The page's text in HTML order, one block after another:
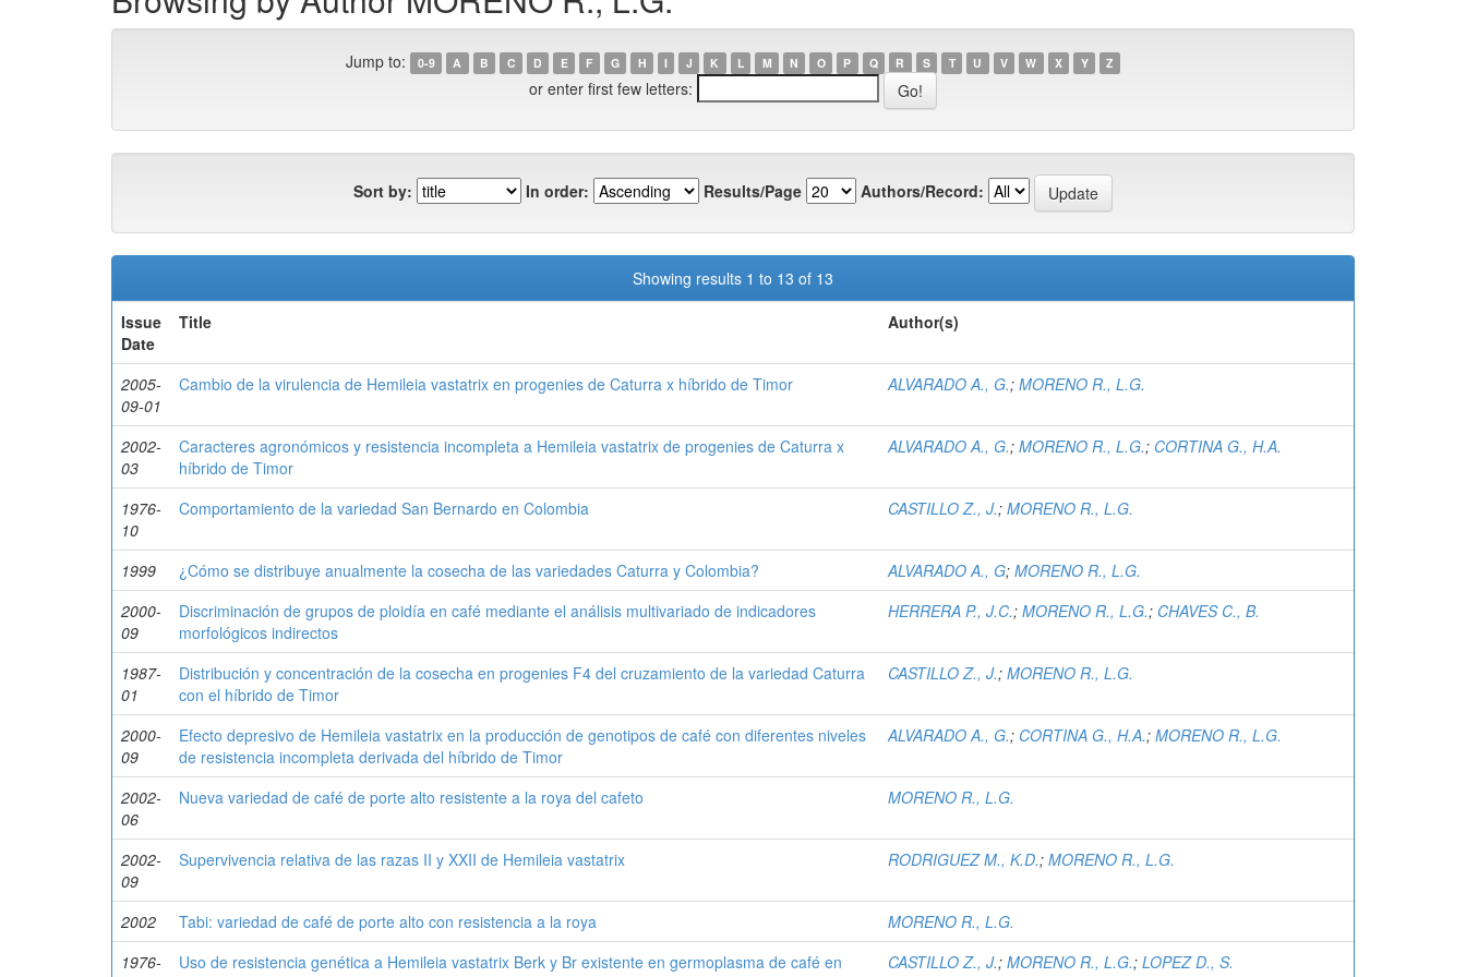
Jump to: 0-9 A B C D E F G H I J K L M N O P Q R S T U V W X Y Z
or enter first few letters:
Sort by: In order: Results/Page Authors/Record:
Showing results 1 to 13 of 13
Issue
Date
Title Author(s)
2005-
09-01
Cambio de la virulencia de Hemileia vastatrix en progenies de Caturra x híbrido de Timor ALVARADO A., G.; MORENO R., L.G.
2002-
03
Caracteres agronómicos y resistencia incompleta a Hemileia vastatrix de progenies de Caturra x
híbrido de Timor
ALVARADO A., G.; MORENO R., L.G.; CORTINA G., H.A.
1976-
10
Comportamiento de la variedad San Bernardo en Colombia CASTILLO Z., J.; MORENO R., L.G.
1999 ¿Cómo se distribuye anualmente la cosecha de las variedades Caturra y Colombia? ALVARADO A., G; MORENO R., L.G.
2000-
09
Discriminación de grupos de ploidía en café mediante el análisis multivariado de indicadores
morfológicos indirectos
HERRERA P., J.C.; MORENO R., L.G.; CHAVES C., B.
1987-
01
Distribución y concentración de la cosecha en progenies F4 del cruzamiento de la variedad Caturra
con el híbrido de Timor
CASTILLO Z., J.; MORENO R., L.G.
2000-
09
Efecto depresivo de Hemileia vastatrix en la producción de genotipos de café con diferentes niveles
de resistencia incompleta derivada del híbrido de Timor
ALVARADO A., G.; CORTINA G., H.A.; MORENO R., L.G.
2002-
06
Nueva variedad de café de porte alto resistente a la roya del cafeto MORENO R., L.G.
2002-
09
Supervivencia relativa de las razas II y XXII de Hemileia vastatrix RODRIGUEZ M., K.D.; MORENO R., L.G.
2002 Tabi: variedad de café de porte alto con resistencia a la roya
MORENO R., L.G.
1976-
Uso de resistencia genética a Hemileia vastatrix Berk y Br existente en germoplasma de café en
CASTILLO Z., J.; MORENO R., L.G.; LOPEZ D., S.